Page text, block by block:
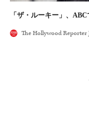
「ザ・ルーキー」、
The Hollywood Reporter